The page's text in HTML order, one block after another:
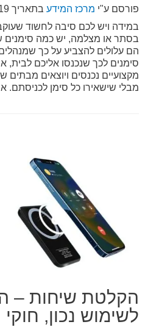
פורסם ע"י מרכז המידע בתאריך 19 דצמבר 2025
במידה ויש לכם סיבה לחשוד
בסתר או מצלמה, יש כמה סימנים
הם עלולים להצביע על כך
סימנים לכך שנכנסו אליכם לבית,
מקצועיים נכנסים ויוצאים
מבלי שישאירו כל סימן לכניסתם.
הקלטת שיחות –
לשימוש נכון, חוקי